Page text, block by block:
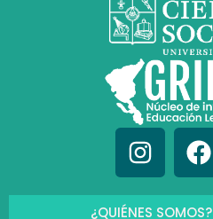
¿QUIÉNES SOMOS?